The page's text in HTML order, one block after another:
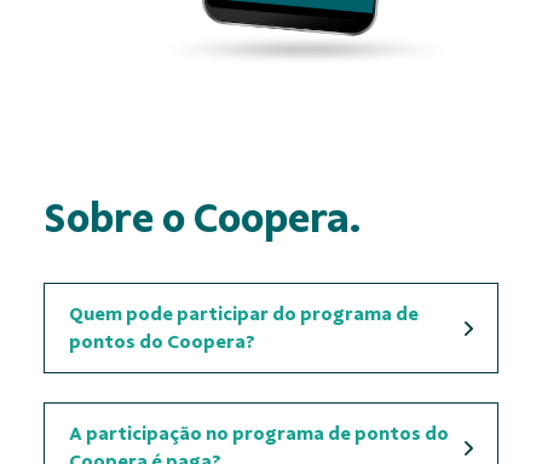
Sobre o Coopera.
Quem pode participar do programa de
pontos do Coopera?
A participação no programa de pontos do